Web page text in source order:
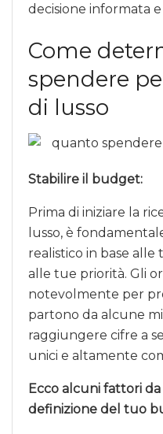
decisione informata
Come
spendere
di lusso
Stabilire il budget:
Prima di iniziare la
lusso, è
realistico in base alle
alle tue priorità. Gli
notevolmente per
partono da alcune
raggiungere cifre a
unici e altamente
Ecco alcuni fattori
definizione del tuo